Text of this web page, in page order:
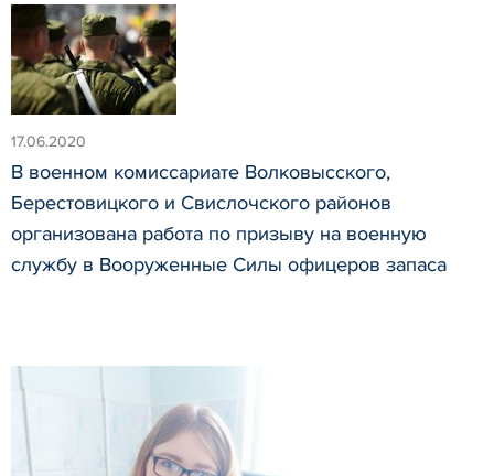
17.06.2020
В военном комиссариате Волковысского,
Берестовицкого и Свислочского районов
организована работа по призыву на военную
службу в Вооруженные Силы офицеров запаса